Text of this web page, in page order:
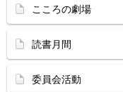
こころの劇場
読書月間
委員会活動